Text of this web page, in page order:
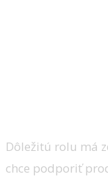
Dôležitú rolu má
chce podporiť